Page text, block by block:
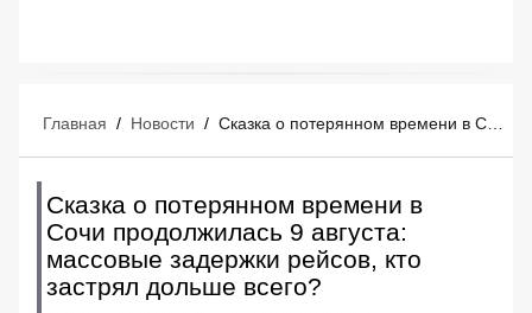
Главная / Новости /
Сказка о потерянном времени в
Сочи продолжилась 9 августа:
массовые задержки рейсов, кто
застрял дольше всего?